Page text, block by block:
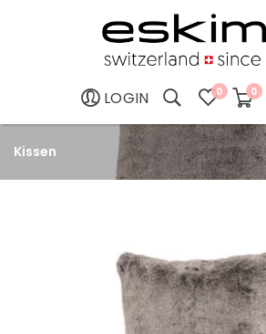
LOGIN 0 0
Kissen